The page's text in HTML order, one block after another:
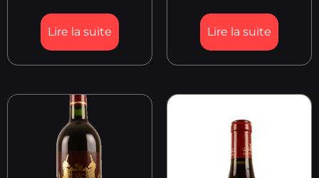
Lire la suite Lire la suite